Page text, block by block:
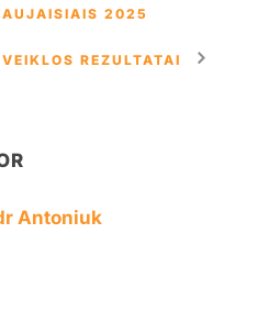
2025
REZULTATAI
Antoniuk